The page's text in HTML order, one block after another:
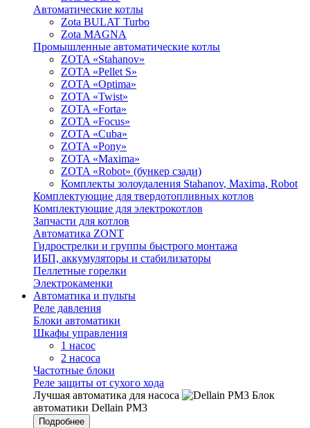
Автоматические котлы
Zota BULAT Turbo
Zota MAGNA
Промышленные автоматические котлы
ZOTA «Stahanov»
ZOTA «Pellet S»
ZOTA «Optima»
ZOTA «Twist»
ZOTA «Forta»
ZOTA «Focus»
ZOTA «Cuba»
ZOTA «Pony»
ZOTA «Maxima»
ZOTA «Robot» (бункер сзади)
Комплекты золоудаления Stahanov, Maxima, Robot
Комплектующие для твердотопливных котлов
Комплектующие для электрокотлов
Запчасти для котлов
Автоматика ZONT
Гидрострелки и группы быстрого монтажа
ИБП, аккумуляторы и стабилизаторы
Пеллетные горелки
Электрокаменки
Автоматика и пульты
Реле давления
Блоки автоматики
Шкафы управления
1 насос
2 насоса
Частотные блоки
Реле защиты от сухого хода
Лучшая автоматика для насоса
Блок
автоматики Dellain PM3
Подробнее